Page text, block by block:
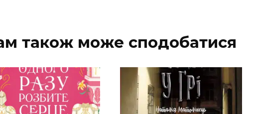
також може сподобатися